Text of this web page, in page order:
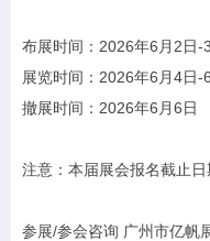
布展时间：2026年6月2日-
展览时间：2026年6月4日-
撤展时间：2026年6月6日
注意：本届展会报名截止
参展/参会咨询 广州市亿帆